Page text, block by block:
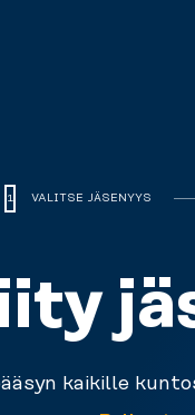
1 VALITSE JÄSENYYS
kaikille